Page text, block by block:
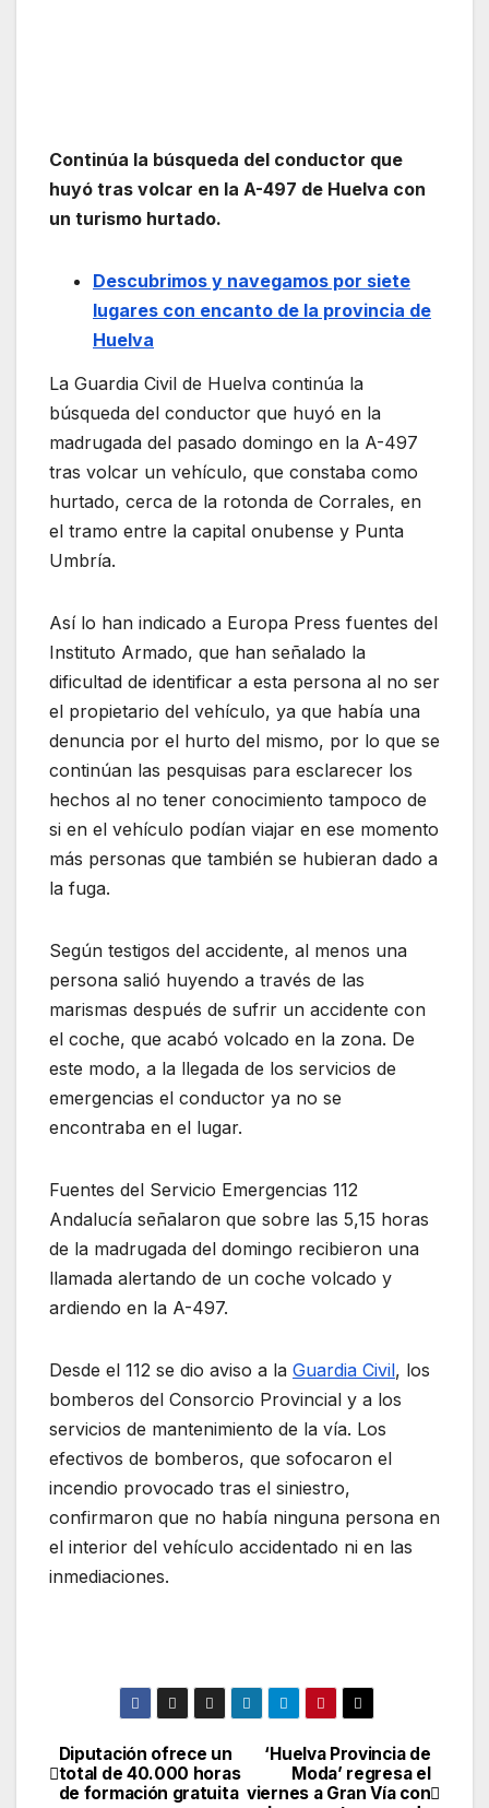
Continúa la búsqueda del conductor que
huyó tras volcar en la A-497 de Huelva con
un turismo hurtado.
Descubrimos y navegamos por siete
lugares con encanto de la provincia de
Huelva
La Guardia Civil de Huelva continúa la
búsqueda del conductor que huyó en la
madrugada del pasado domingo en la A-497
tras volcar un vehículo, que constaba como
hurtado, cerca de la rotonda de Corrales, en
el tramo entre la capital onubense y Punta
Umbría.
Así lo han indicado a Europa Press fuentes del
Instituto Armado, que han señalado la
dificultad de identificar a esta persona al no ser
el propietario del vehículo, ya que había una
denuncia por el hurto del mismo, por lo que se
continúan las pesquisas para esclarecer los
hechos al no tener conocimiento tampoco de
si en el vehículo podían viajar en ese momento
más personas que también se hubieran dado a
la fuga.
Según testigos del accidente, al menos una
persona salió huyendo a través de las
marismas después de sufrir un accidente con
el coche, que acabó volcado en la zona. De
este modo, a la llegada de los servicios de
emergencias el conductor ya no se
encontraba en el lugar.
Fuentes del Servicio Emergencias 112
Andalucía señalaron que sobre las 5,15 horas
de la madrugada del domingo recibieron una
llamada alertando de un coche volcado y
ardiendo en la A-497.
Desde el 112 se dio aviso a la Guardia Civil, los
bomberos del Consorcio Provincial y a los
servicios de mantenimiento de la vía. Los
efectivos de bomberos, que sofocaron el
incendio provocado tras el siniestro,
confirmaron que no había ninguna persona en
el interior del vehículo accidentado ni en las
inmediaciones.
Navegación
‘Huelva Provincia de
Moda’ regresa el
viernes a Gran Vía con
Diputación ofrece un
total de 40.000 horas
de formación gratuita